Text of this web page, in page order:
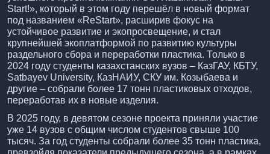
Start!», который в этом году перешёл в новый формат
под названием «ReStart», расширив фокус на
устойчивое развитие и экопросвещение, и стал
крупнейшей экоплатформой по развитию культуры
раздельного сбора и переработки пластика. Только в
2024 году студенты казахстанских вузов – КазГАУ, КБТУ,
Satbayev University, КазНАИУ, СКУ им. Козыбаева и
другие – собрали более 17 тонн пластиковых отходов,
переработав их в новые изделия.
В 2025 году, в девятом сезоне проекта приняли участие
уже 14 вузов с общим числом студентов свыше 100
тысяч. За год студенты собрали более 35 тонн пластика,